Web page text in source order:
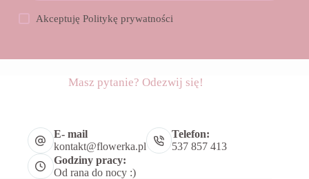
AkceptujęPolitykę prywatności
Masz pytanie? Odezwij się!
E- mail
kontakt@flowerka.pl
Telefon:
537 857 413
Godziny pracy:
Od rana do nocy :)